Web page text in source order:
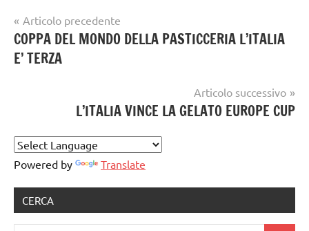
gelataio,
gelateria,
gelato
artigianale
Navigazione
articoli
Articolo precedente
COPPA DEL MONDO DELLA PASTICCERIA L’ITALIA
E’ TERZA
Articolo successivo
L’ITALIA VINCE LA GELATO EUROPE CUP
Powered by Translate
CERCA